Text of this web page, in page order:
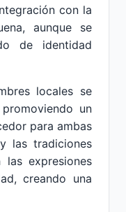
con la
aunque se
de identidad
locales se
un
para ambas
las tradiciones
las expresiones
creando una